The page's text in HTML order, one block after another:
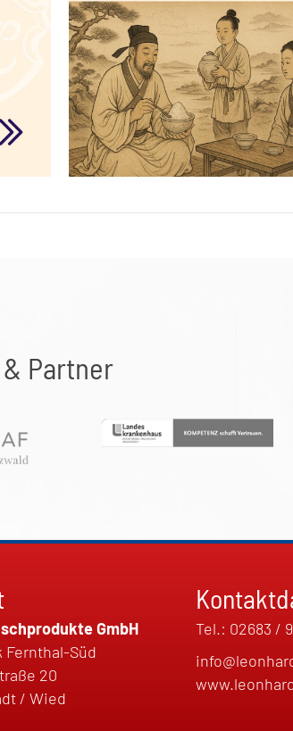
Partner
GmbH
Fernthal-Süd
20
/ Wied
Tel.: 02683 /